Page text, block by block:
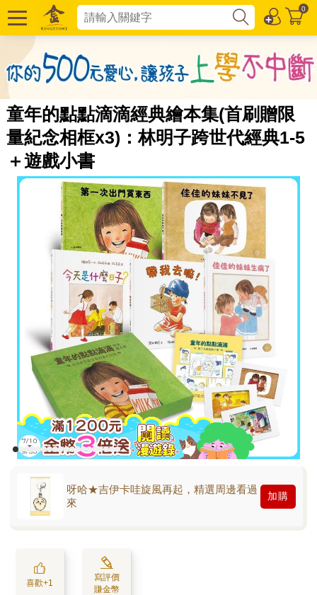
0
童年的點點滴滴經典繪本集(首刷贈限
量紀念相框x3)：林明子跨世代經典1-5
＋遊戲小書
呀哈★吉伊卡哇旋風再起，精選周邊看過
來
加購
喜歡+1
寫評價
賺金幣